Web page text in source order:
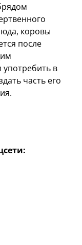
коровы
после
употребить в
часть его